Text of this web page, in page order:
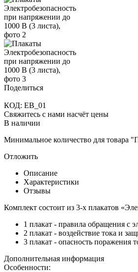
Поделиться
КОД: EB_01
Свяжитесь с нами насчёт цены
В наличии
Минимальное количество для товара
Отложить
Описание
Характеристики
Отзывы
Комплект состоит из 3-х плакатов
1 плакат - правила обращения с
2 плакат - воздействие тока и
3 плакат - опасность поражения
Дополнительная информация
Особенности: